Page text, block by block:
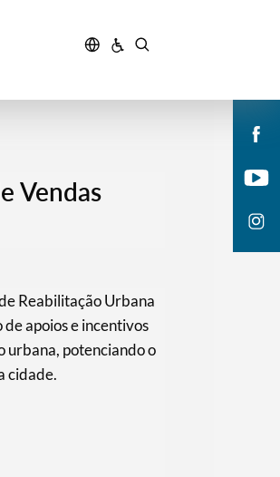
Vendas
Reabilitação Urbana
apoios e incentivos
urbana, potenciando o
cidade.